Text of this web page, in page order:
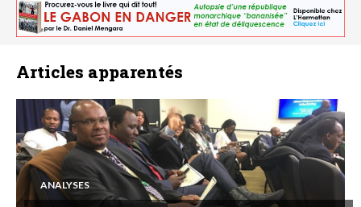
Articles apparentés
ANALYSES